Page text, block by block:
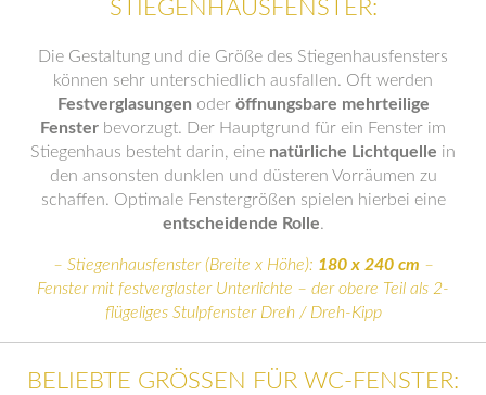
TIEGENHAUSFENSTER:
Die Gestaltung und die Größe des Stiegenhausfensters
können sehr unterschiedlich ausfallen. Oft werden
Festverglasungen oder öffnungsbare mehrteilige
Fenster bevorzugt. Der Hauptgrund für ein Fenster im
Stiegenhaus besteht darin, eine natürliche Lichtquelle in
den ansonsten dunklen und düsteren Vorräumen zu
schaffen. Optimale Fenstergrößen spielen hierbei eine
entscheidende Rolle.
– Stiegenhausfenster (Breite x Höhe): 180 x 240 cm –
Fenster mit festverglaster Unterlichte – der obere Teil als 2-
flügeliges Stulpfenster Dreh / Dreh-Kipp
BELIEBTE GRÖSSEN FÜR WC-FENSTER: